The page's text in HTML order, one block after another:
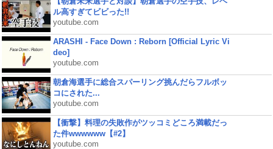
ル高すぎてビビった!!
youtube.com
ARASHI - Face Down : Reborn [Official Lyric Vi
deo]
youtube.com
朝倉海選手に総合スパーリング挑んだらフルボッ
コにされた...
youtube.com
【衝撃】料理の失敗作がツッコミどころ満載だっ
た件wwwwww【#2】
youtube.com